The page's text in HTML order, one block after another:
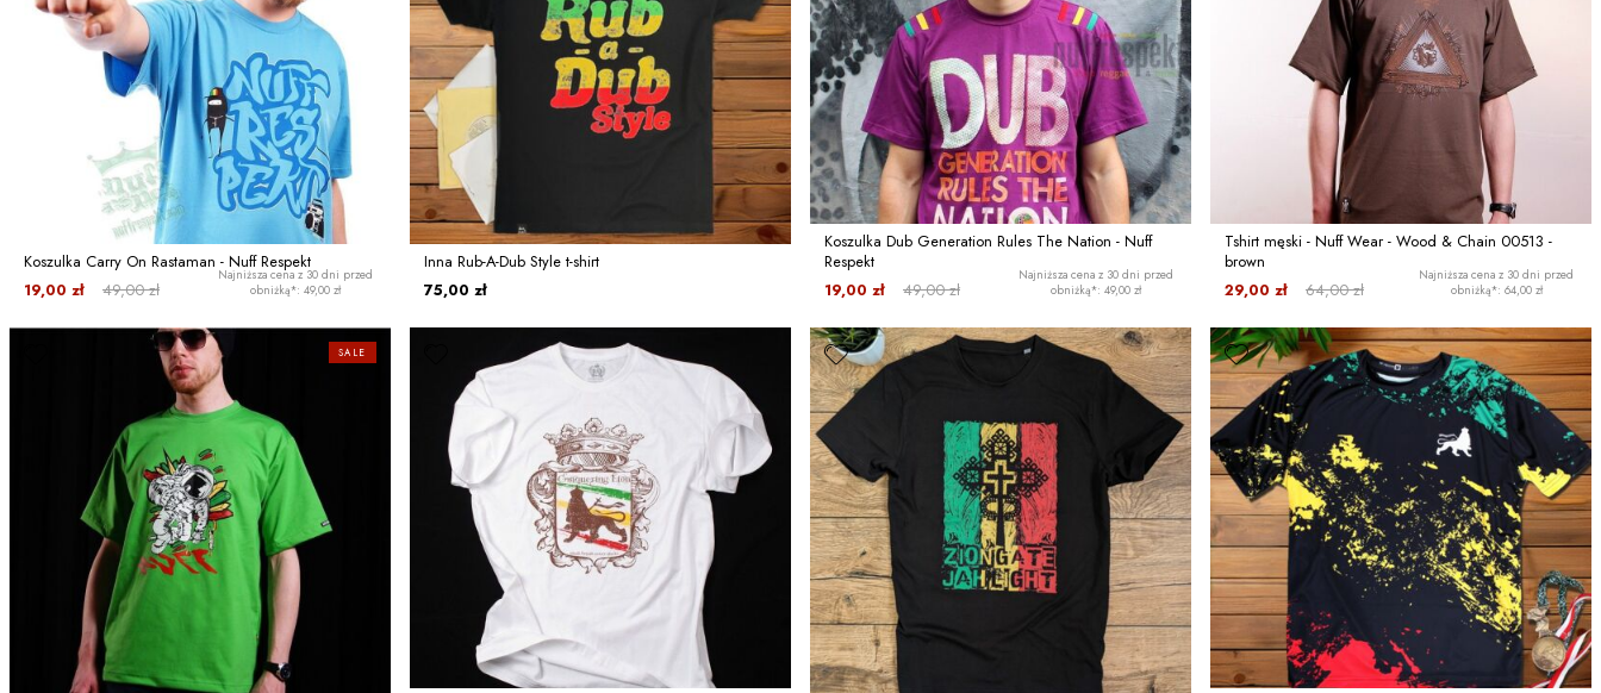
Koszulka Carry On Rastaman - Nuff Respekt
49,00 zł
19,00 zł
Najniższa cena z 30 dni przed
obniżką*: 49,00 zł
Inna Rub-A-Dub Style t-shirt
75,00 zł
Koszulka Dub Generation Rules The Nation - Nuff
Respekt
49,00 zł
19,00 zł
Najniższa cena z 30 dni przed
obniżką*: 49,00 zł
Tshirt męski - Nuff Wear - Wood & Chain 00513 -
brown
64,00 zł
29,00 zł
Najniższa cena z 30 dni przed
obniżką*: 64,00 zł
SALE